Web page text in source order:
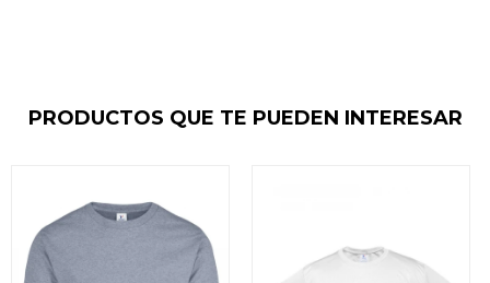
PRODUCTOS QUE TE PUEDEN INTERESAR